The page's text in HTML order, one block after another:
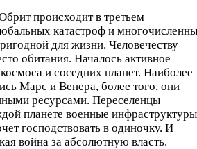
происходит в третьем
катастроф и
для жизни. Человечеству
обитания. Началось активное
и соседних планет. Наиболее
Марс и Венера, более того, они
ресурсами. Переселенцы
планете военные
господствовать в одиночку. И
война за абсолютную власть.